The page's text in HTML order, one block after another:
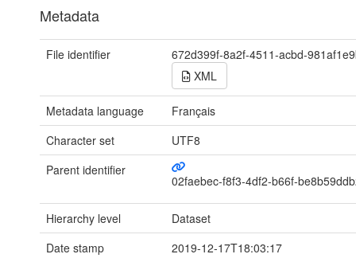
Metadata
File identifier
672d399f-8a2f-4511-acbd-
XML
Metadata language
Français
Character set
UTF8
Parent identifier
02faebec-f8f3-4df2-b66f-
Hierarchy level
Dataset
Date stamp
2019-12-17T18:03:17